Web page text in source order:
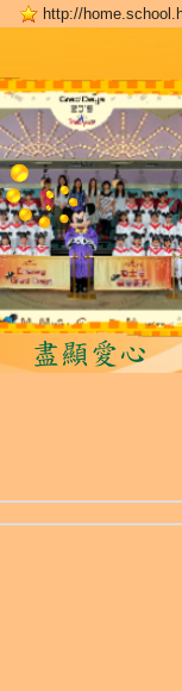
http://